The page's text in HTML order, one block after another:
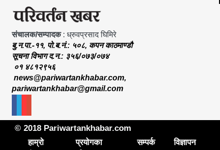
संचालक/सम्पादक: ध्रुवप्रसाद घिमिरे
बु.न.पा.-११, पो.ब.नं.: ५०८, कपन काठमाण्डौ
सूचना विभाग द.न.: ३५६/०७३/०७४
०१ ४८१२९५६
news@pariwartankhabar.com,
pariwartankhabar@gmail.com
© 2018 Pariwartankhabar.com
हाम्रो
प्रयोगका
सम्पर्क विज्ञापन